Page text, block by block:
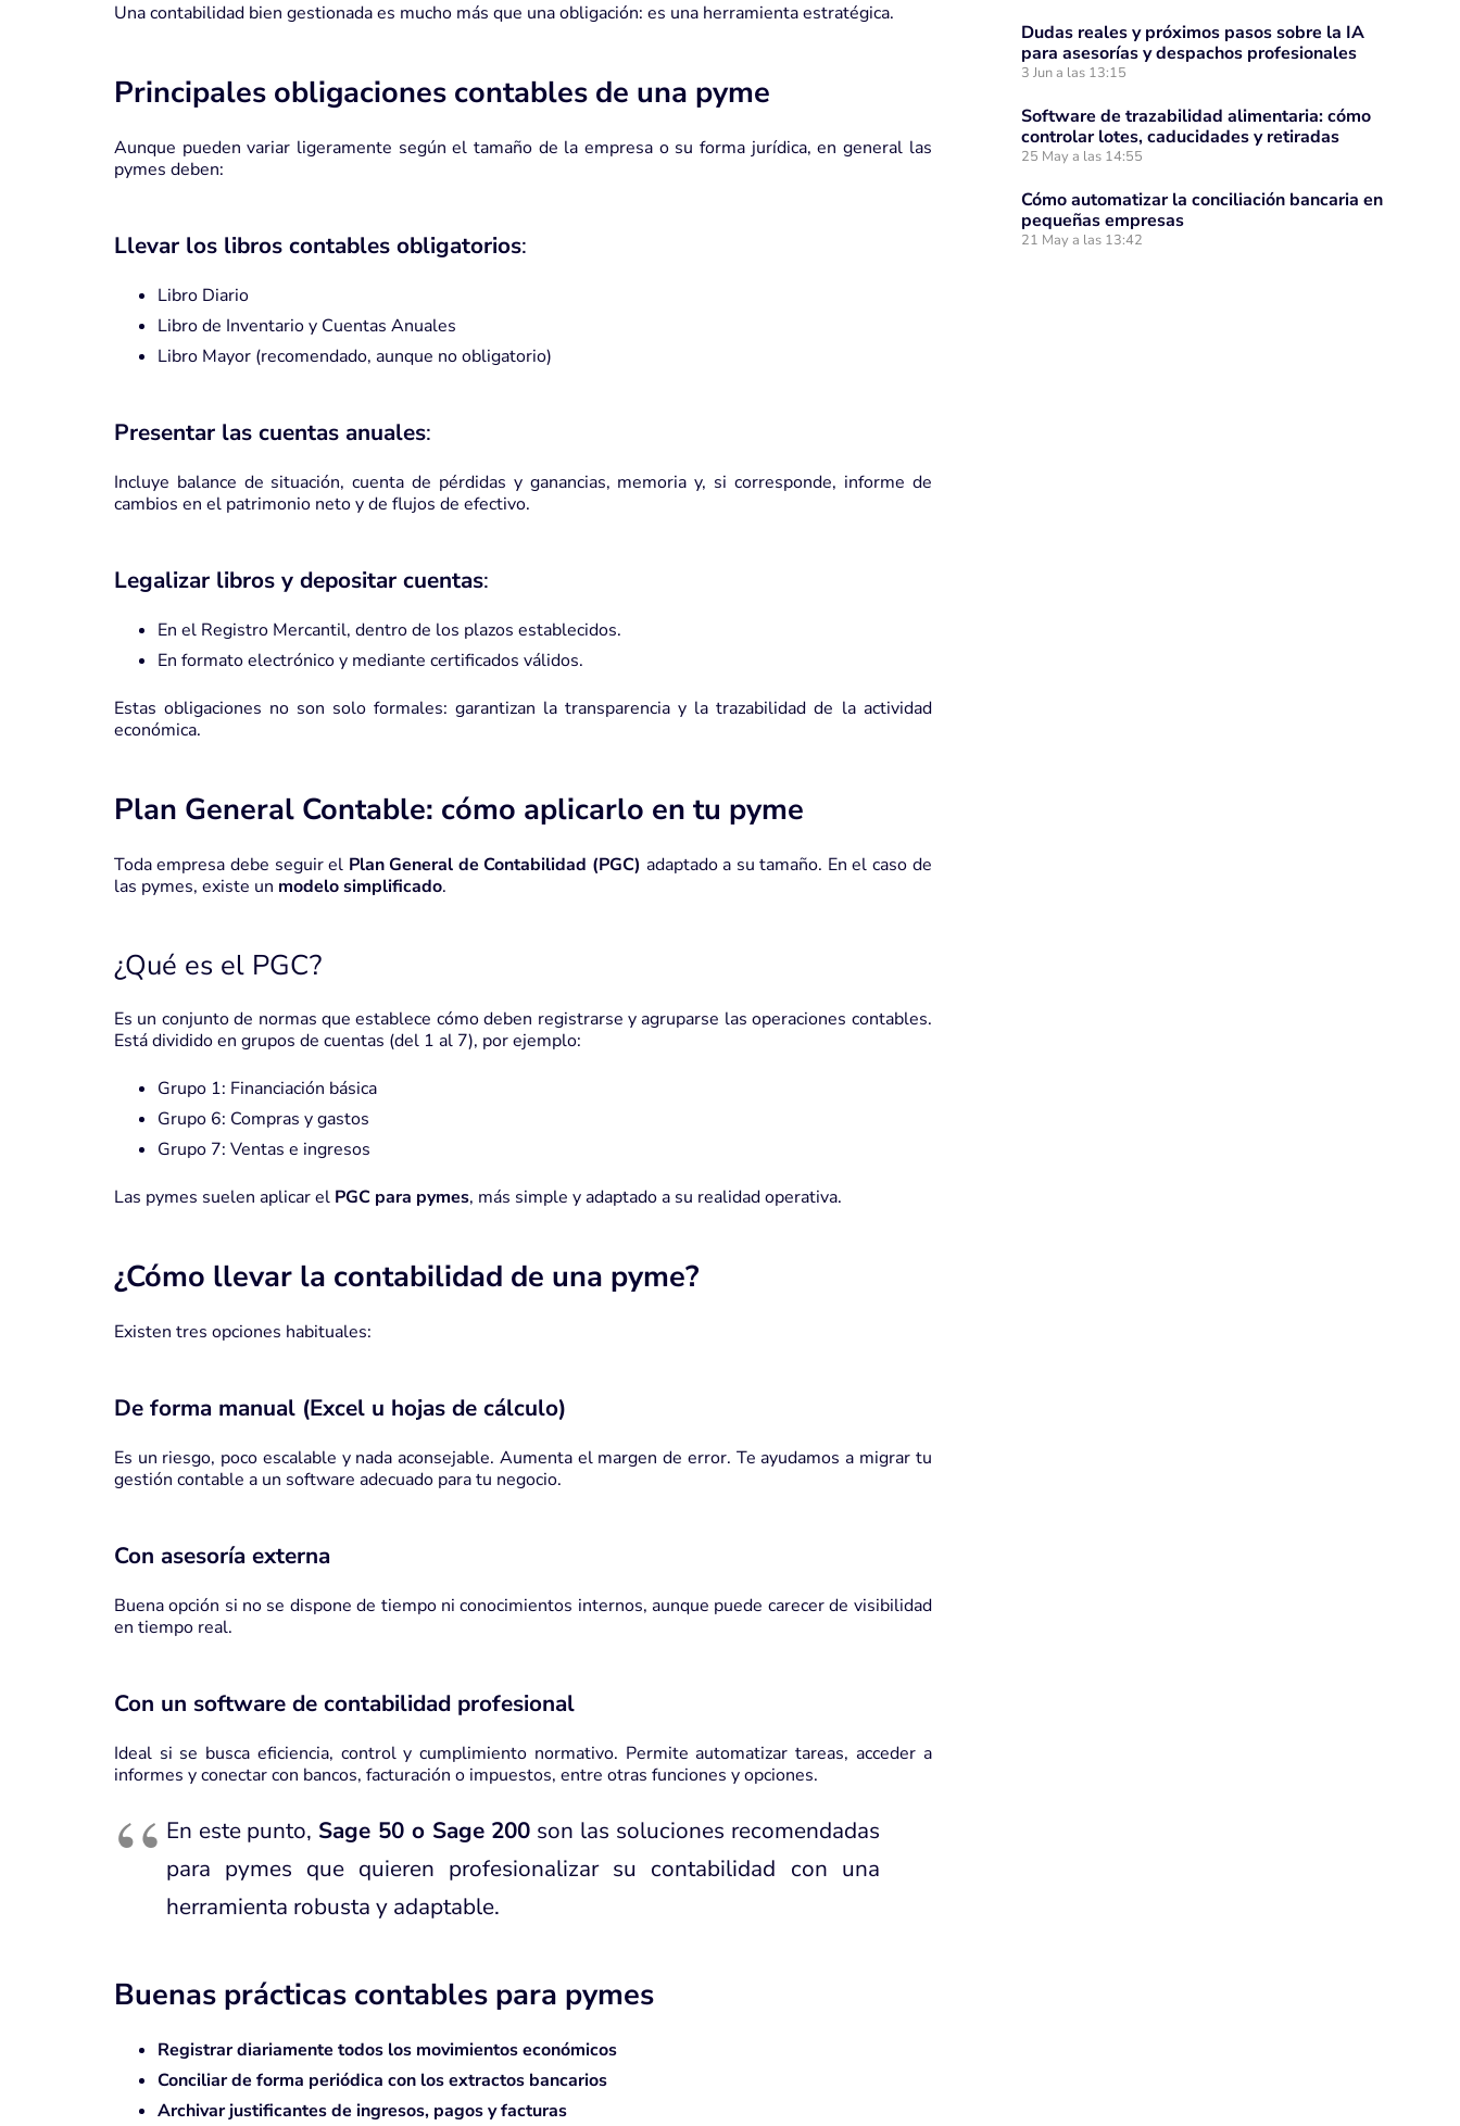
Una contabilidad bien gestionada es mucho más que una obligación: es una herramienta estratégica.
Principales obligaciones contables de una pyme
Aunque pueden variar ligeramente según el tamaño de la empresa o su forma jurídica, en general las
pymes deben:
Llevar los libros contables obligatorios:
Libro Diario
Libro de Inventario y Cuentas Anuales
Libro Mayor (recomendado, aunque no obligatorio)
Presentar las cuentas anuales:
Incluye balance de situación, cuenta de pérdidas y ganancias, memoria y, si corresponde, informe de
cambios en el patrimonio neto y de flujos de efectivo.
Legalizar libros y depositar cuentas:
En el Registro Mercantil, dentro de los plazos establecidos.
En formato electrónico y mediante certificados válidos.
Estas obligaciones no son solo formales: garantizan la transparencia y la trazabilidad de la actividad
económica.
Plan General Contable: cómo aplicarlo en tu pyme
Toda empresa debe seguir el Plan General de Contabilidad (PGC) adaptado a su tamaño. En el caso de
las pymes, existe un modelo simplificado.
¿Qué es el PGC?
Es un conjunto de normas que establece cómo deben registrarse y agruparse las operaciones contables.
Está dividido en grupos de cuentas (del 1 al 7), por ejemplo:
Grupo 1: Financiación básica
Grupo 6: Compras y gastos
Grupo 7: Ventas e ingresos
Las pymes suelen aplicar el PGC para pymes, más simple y adaptado a su realidad operativa.
¿Cómo llevar la contabilidad de una pyme?
Existen tres opciones habituales:
De forma manual (Excel u hojas de cálculo)
Es un riesgo, poco escalable y nada aconsejable. Aumenta el margen de error. Teayudamos a migrar tu
gestión contable a un software adecuado para tu negocio.
Con asesoría externa
Buena opción si no se dispone de tiempo ni conocimientos internos, aunque puede carecer de visibilidad
en tiempo real.
Con un software de contabilidad profesional
Ideal si se busca eficiencia, control y cumplimiento normativo. Permite automatizar tareas, acceder a
informes y conectar con bancos, facturación o impuestos, entre otras funciones y opciones.
En este punto, Sage 50 o Sage 200 son las soluciones recomendadas
para pymes que quieren profesionalizar su contabilidad con una
herramienta robusta y adaptable.
Buenas prácticas contables para pymes
Registrar diariamente todos los movimientos económicos
Conciliar de forma periódica con los extractos bancarios
Archivar justificantes de ingresos, pagos y facturas
Dudas reales y próximos pasos sobre la IA
para asesorías y despachos profesionales
3 Jun a las 13:15
Software de trazabilidad alimentaria: cómo
controlar lotes, caducidades y retiradas
25 May a las 14:55
Cómo automatizar la conciliación bancaria en
pequeñas empresas
21 May a las 13:42